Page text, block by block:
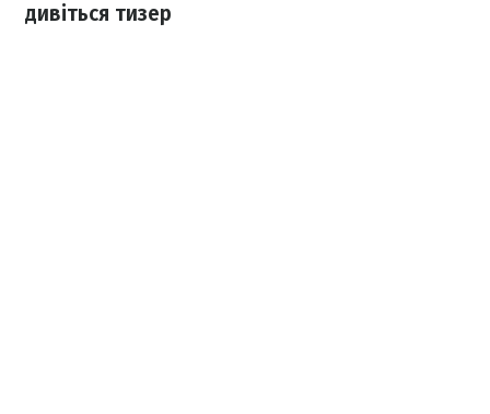
дивіться тизер